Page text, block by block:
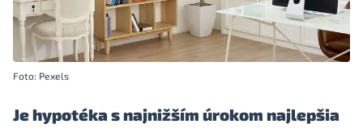
Foto: Pexels
Je hypotéka s najnižším úrokom najlepšia